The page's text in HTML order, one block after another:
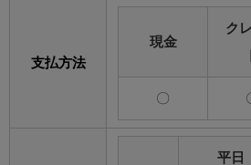
支払方法
現金
ク
〇
平日